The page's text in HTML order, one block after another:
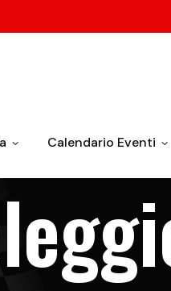
Calendario Eventi